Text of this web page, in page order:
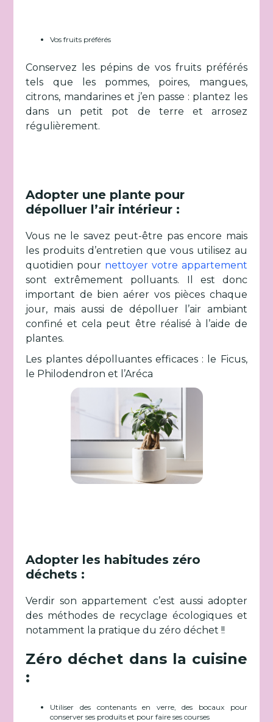
Vos fruits préférés
Conservez les pépins de vos fruits préférés
tels que les pommes, poires, mangues,
citrons, mandarines et j’en passe : plantez les
dans un petit pot de terre et arrosez
régulièrement.
Adopter une plante pour
dépolluer l’air intérieur :
Vous ne le savez peut-être pas encore mais
les produits d’entretien que vous utilisez au
quotidien pour nettoyer votre appartement
sont extrêmement polluants. Il est donc
important de bien aérer vos pièces chaque
jour, mais aussi de dépolluer l’air ambiant
confiné et cela peut être réalisé à l’aide de
plantes.
Les plantes dépolluantes efficaces : le Ficus,
le Philodendron et l’Aréca
Adopter les habitudes zéro
déchets :
Verdir son appartement c’est aussi adopter
des méthodes de recyclage écologiques et
notamment la pratique du zéro déchet !!
Zéro déchet dans la cuisine
:
Utiliser des contenants en verre, des bocaux pour
conserver ses produits et pour faire ses courses